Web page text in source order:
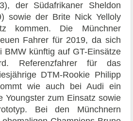
der Südafrikaner Sheldon
sowie der Brite Nick Yelloly
kommen. Die Münchner
Fahrer für 2019, da sich
BMW künftig auf GT-Einsätze
Referenzfahrer für das
DTM-Rookie Philipp
wie auch bei Audi ein
Youngster zum Einsatz sowie
Bei den Münchnern